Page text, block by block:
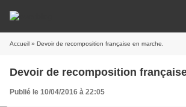
Accueil » Devoir de recomposition française en marche.
Devoir de recomposition
Publié le 10/04/2016 à 22:05